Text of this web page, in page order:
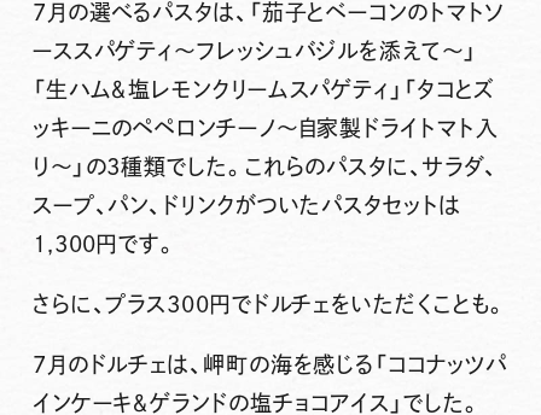
7月の選べるパスタは、 「茄子とベーコンのトマトソ
ーススパゲティ～フレッシュバジルを添えて～」
「生ハム＆塩レモンクリームスパゲティ」「タコとズ
ッキーニのペペロンチーノ～自家製ドライトマト入
り～」 の3種類でした。これらのパスタに、サラダ、
スープ、パン、ドリンクがついたパスタセットは
1,300円です。
さらに、プラス300円でドルチェをいただくことも。
7月のドルチェは、岬町の海を感じる 「ココナッツパ
インケーキ＆ゲランドの塩チョコアイス」 でした。